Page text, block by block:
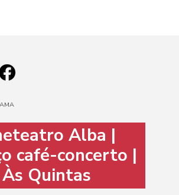
Alba |
café-concerto |
Às Quintas